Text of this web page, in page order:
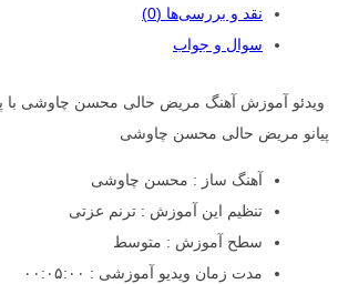
نقد و بررسی‌ها (0)
سوال و جواب
ویدئو آموزش آهنگ مریض حالی محسن چاوشی با
پیانو مریض حالی محسن چاوشی
آهنگ ساز : محسن چاوشی
تنظیم این آموزش : ترنم عزتی
سطح آموزش : متوسط
مدت زمان ویدیو آموزشی : ۰۰:۰۵:۰۰